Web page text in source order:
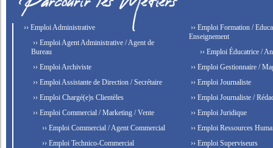
›› Emploi Administrative
›› Emploi Agent Administrative / Agent de
Bureau
›› Emploi Archiviste
›› Emploi Assistante de Direction / Secrétaire
›› Emploi Chargé(e)s Clientèles
›› Emploi Commercial / Marketing / Vente
›› Emploi Commercial / Agent Commercial
›› Emploi Technico-Commercial
›› Emploi Formation /
Enseignement
›› Emploi Éducatrice /
›› Emploi Gestionnaire /
›› Emploi Journaliste
›› Emploi Journaliste /
›› Emploi Juridique
›› Emploi Ressources
›› Emploi Superviseurs